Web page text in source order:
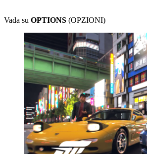
Vada su OPTIONS (OPZIONI)